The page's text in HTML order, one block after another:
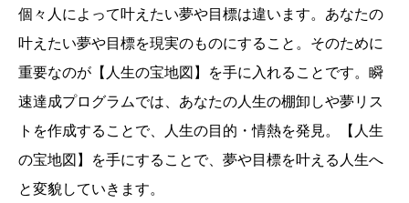
個々人によって叶えたい夢や目標は違います。あなたの
叶えたい夢や目標を現実のものにすること。そのために
重要なのが【人生の宝地図】を手に入れることです。瞬
速達成プログラムでは、あなたの人生の棚卸しや夢リス
トを作成することで、人生の目的・情熱を発見。【人生
の宝地図】を手にすることで、夢や目標を叶える人生へ
と変貌していきます。